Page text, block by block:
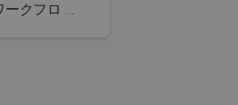
クフロ ...